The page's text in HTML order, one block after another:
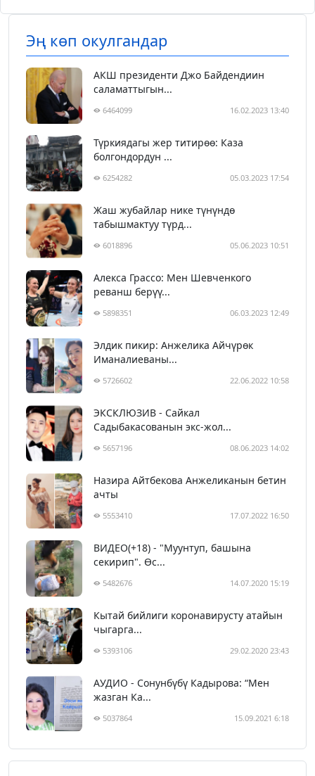
Эң көп окулгандар
АКШ президенти Джо Байдендиин
саламаттыгын...
6464099 16.02.2023 13:40
Түркиядагы жер титирөө: Каза
болгондордун ...
6254282 05.03.2023 17:54
Жаш жубайлар нике түнүндө
табышмактуу түрд...
6018896 05.06.2023 10:51
Алекса Грассо: Мен Шевченкого
реванш берүү...
5898351 06.03.2023 12:49
Элдик пикир: Анжелика Айчүрөк
Иманалиеваны...
5726602 22.06.2022 10:58
ЭКСКЛЮЗИВ - Сайкал
Садыбакасованын экс-жол...
5657196 08.06.2023 14:02
Назира Айтбекова Анжеликанын бетин
ачты
5553410 17.07.2022 16:50
ВИДЕО(+18) - "Муунтуп, башына
секирип". Өс...
5482676 14.07.2020 15:19
Кытай бийлиги коронавирусту атайын
чыгарга...
5393106 29.02.2020 23:43
АУДИО - Сонунбүбү Кадырова: “Мен
жазган Ка...
5037864 15.09.2021 6:18